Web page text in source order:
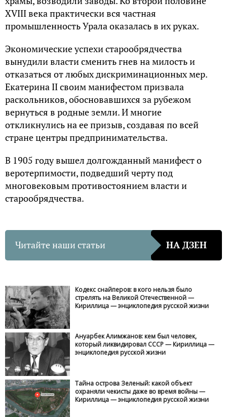
XVIII века практически вся частная
промышленность Урала оказалась в их руках.
Экономические успехи старообрядчества
вынудили власти сменить гнев на милость и
отказаться от любых дискриминационных мер.
Екатерина II своим манифестом призвала
раскольников, обосновавшихся за рубежом
вернуться в родные земли. И многие
откликнулись на ее призыв, создавая по всей
стране центры предпринимательства.
В 1905 году вышел долгожданный манифест о
веротерпимости, подведший черту под
многовековым противостоянием власти и
старообрядчества.
Читайте наши статьи НА ДЗЕН
Кодекс снайперов: в кого нельзя было
стрелять на Великой Отечественной —
Кириллица — энциклопедия русской жизни
Ануарбек Алимжанов: кем был человек,
который ликвидировал СССР — Кириллица —
энциклопедия русской жизни
Тайна острова Зеленый: какой объект
охраняли чекисты даже во время войны —
Кириллица — энциклопедия русской жизни